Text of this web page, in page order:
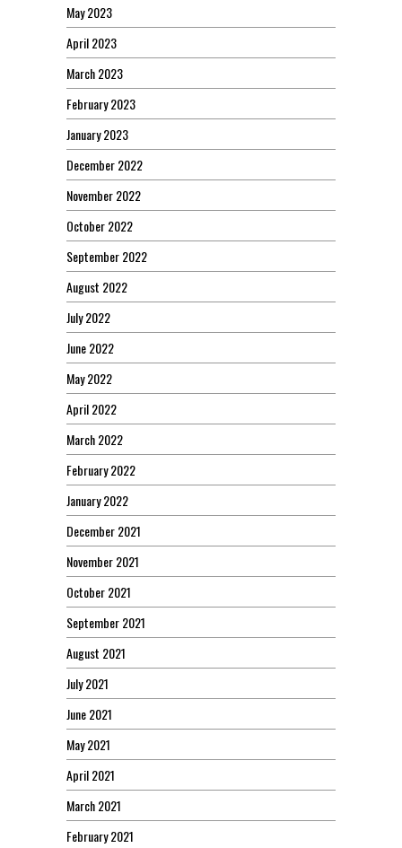
May 2023
April 2023
March 2023
February 2023
January 2023
December 2022
November 2022
October 2022
September 2022
August 2022
July 2022
June 2022
May 2022
April 2022
March 2022
February 2022
January 2022
December 2021
November 2021
October 2021
September 2021
August 2021
July 2021
June 2021
May 2021
April 2021
March 2021
February 2021